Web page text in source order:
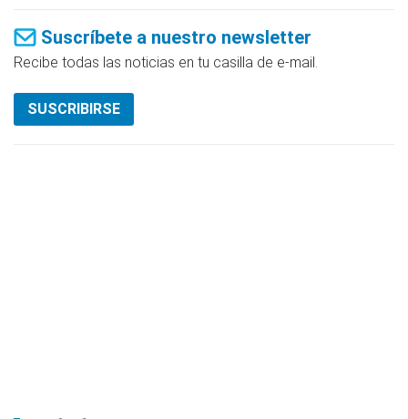
Suscríbete a nuestro newsletter
Recibe todas las noticias en tu casilla de e-mail.
SUSCRIBIRSE